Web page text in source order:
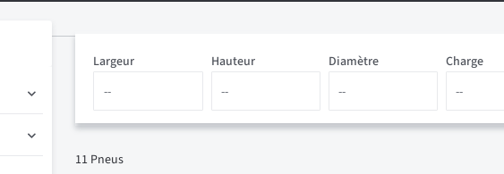
Diamètre
Hauteur Charge
Largeur
11 Pneus